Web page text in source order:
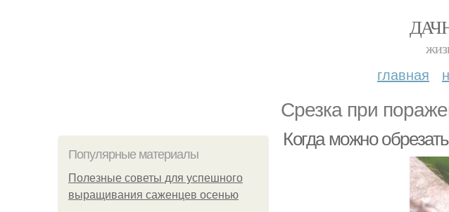
главная
Срезка при
Популярные материалы
Полезные советы для успешного
выращивания саженцев осенью
Когда можно